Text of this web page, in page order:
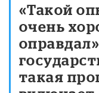
«Такой
очень
такая